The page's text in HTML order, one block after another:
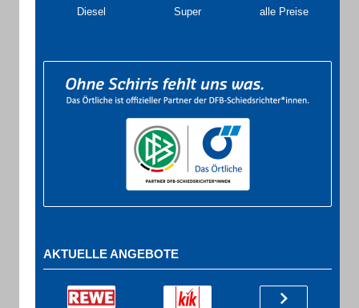
Diesel Super alle Preise
AKTUELLE ANGEBOTE